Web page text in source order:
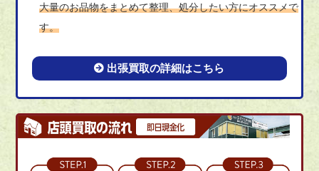
大量のお品物をまとめて整理、処分したい方にオススメで
す。
出張買取の詳細はこちら